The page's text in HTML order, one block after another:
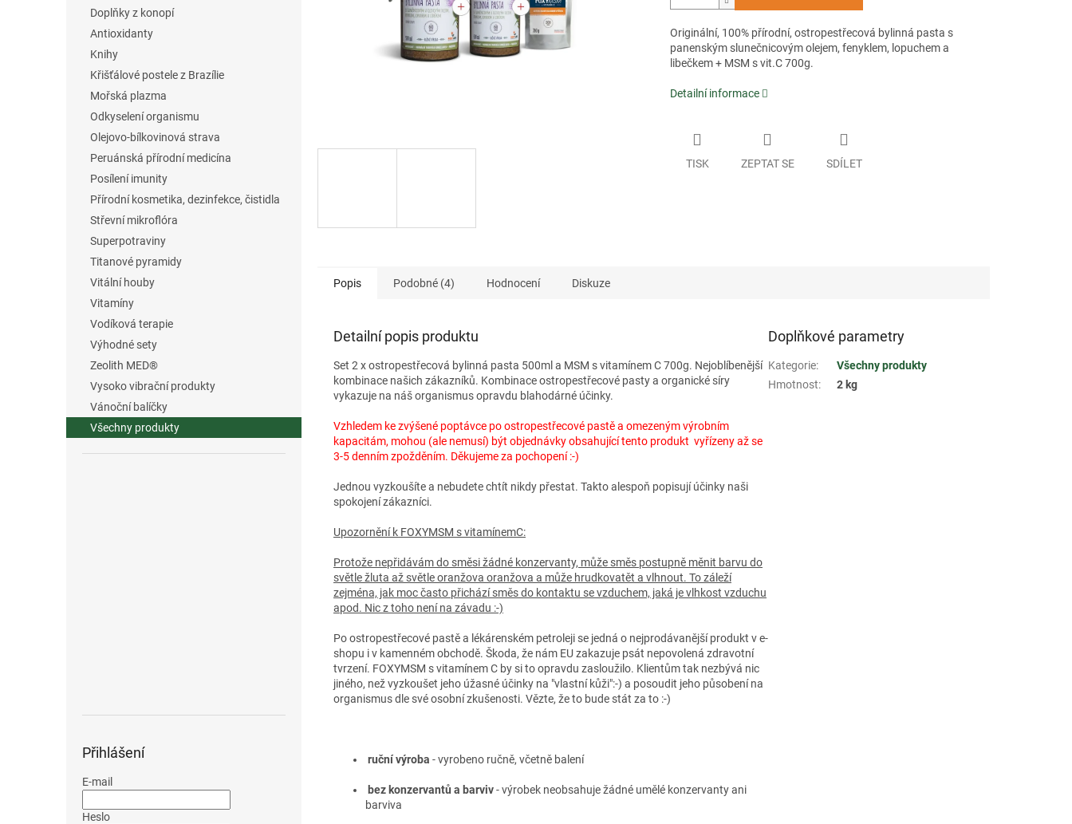
Doplňky z konopí
Antioxidanty
Knihy
Křišťálové postele z Brazílie
Mořská plazma
Odkyselení organismu
Olejovo-bílkovinová strava
Peruánská přírodní medicína
Posílení imunity
Přírodní kosmetika, dezinfekce, čistidla
Střevní mikroflóra
Superpotraviny
Titanové pyramidy
Vitální houby
Vitamíny
Vodíková terapie
Výhodné sety
Zeolith MED®
Vysoko vibrační produkty
Vánoční balíčky
Všechny produkty
Přihlášení
E-mail
Heslo
Originální, 100% přírodní, ostropestřecová bylinná pasta s
panenským slunečnicovým olejem, fenyklem, lopuchem a
libečkem + MSM s vit.C 700g.
Detailní informace
TISK ZEPTAT SE SDÍLET
Popis Podobné (4) Hodnocení Diskuze
Detailní popis produktu
Set 2 x ostropestřecová bylinná pasta 500ml a MSM s vitamínem C 700g. Nejoblíbenější
kombinace našich zákazníků. Kombinace ostropestřecové pasty a organické síry
vykazuje na náš organismus opravdu blahodárné účinky.
Vzhledem ke zvýšené poptávce po ostropestřecové pastě a omezeným výrobním
kapacitám, mohou (ale nemusí) být objednávky obsahující tento produkt vyřízeny až se
3-5 denním zpožděním. Děkujeme za pochopení :-)
Jednou vyzkoušíte a nebudete chtít nikdy přestat. Takto alespoň popisují účinky naši
spokojení zákazníci.
Upozornění k FOXYMSM s vitamínemC:
Protože nepřidávám do směsi žádné konzervanty, může směs postupně měnit barvu do
světle žluta až světle oranžova oranžova a může hrudkovatět a vlhnout. To záleží
zejména, jak moc často přichází směs do kontaktu se vzduchem, jaká je vlhkost vzduchu
apod. Nic z toho není na závadu :-)
Po ostropestřecové pastě a lékárenském petroleji se jedná o nejprodávanější produkt v e-
shopu i v kamenném obchodě. Škoda, že nám EU zakazuje psát nepovolená zdravotní
tvrzení. FOXYMSM s vitamínem C by si to opravdu zasloužilo. Klientům tak nezbývá nic
jiného, než vyzkoušet jeho úžasné účinky na "vlastní kůži":-) a posoudit jeho působení na
organismus dle své osobní zkušenosti. Vězte, že to bude stát za to :-)
ruční výroba -vyrobeno ručně, včetně balení
bez konzervantů a barviv- výrobek neobsahuje žádné umělé konzervanty ani
barviva
Doplňkové parametry
Kategorie:
Všechny produkty
Hmotnost: 2 kg